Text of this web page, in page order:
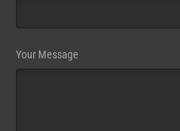
Your Message